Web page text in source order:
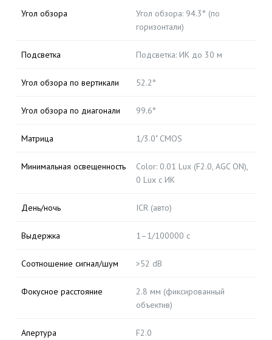
Угол обзора
Угол обзора: 94.3° (по
горизонтали)
Подсветка Подсветка: ИК до 30 м
Угол обзора по вертикали 52.2°
Угол обзора по диагонали 99.6°
Матрица 1/3.0" CMOS
Минимальная освещенность
Color: 0.01 Lux (F2.0, AGC ON),
0 Lux с ИК
День/ночь ICR (авто)
Выдержка 1–1/100000 с
Соотношение сигнал/шум >52 dB
Фокусное расстояние
2.8 мм (фиксированный
объектив)
Апертура F2.0